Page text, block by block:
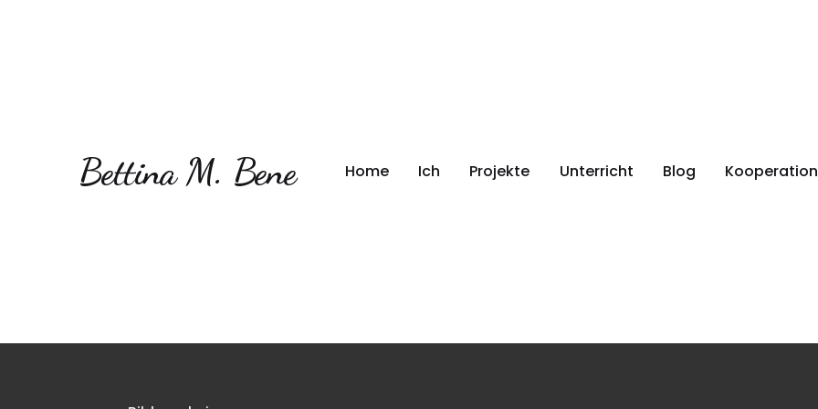
Bettina M. Bene Home Ich Projekte Unterricht Blog